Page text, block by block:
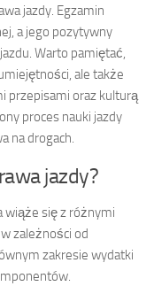
jazdy. Egzamin
a jego pozytywny
Warto pamiętać,
ale także
przepisami oraz kulturą
proces nauki jazdy
na drogach.
jazdy?
wiąże się z różnymi
zależności od
zakresie wydatki